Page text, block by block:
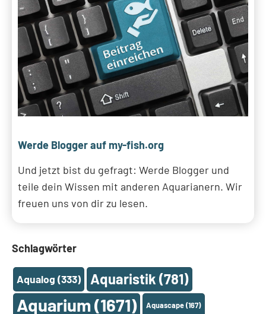
Werde Blogger auf my-fish.org
Und jetzt bist du gefragt: Werde Blogger und
teile dein Wissen mit anderen Aquarianern. Wir
freuen uns von dir zu lesen.
Schlagwörter
Aqualog (333) Aquaristik (781)
Aquarium (1671) Aquascape(167)